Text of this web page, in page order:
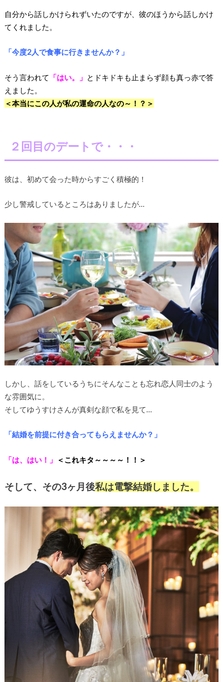
自分から話しかけられずいたのですが、彼のほうから話しかけ
てくれました。
「今度2人で食事に行きませんか？」
そう言われて 「はい。」 とドキドキも止まらず顔も真っ赤で答
えました。
＜本当にこの人が私の運命の人なの～！？＞
２回目のデートで・・・
彼は、初めて会った時からすごく積極的！
少し警戒しているところはありましたが…
しかし、話をしているうちにそんなことも忘れ恋人同士のよう
な雰囲気に。
そしてゆうすけさんが真剣な顔で私を見て…
「結婚を前提に付き合ってもらえませんか？」
「は、はい！」 ＜ これキタ～～～～！！＞
そして、その3ヶ月後私は電撃結婚しました。